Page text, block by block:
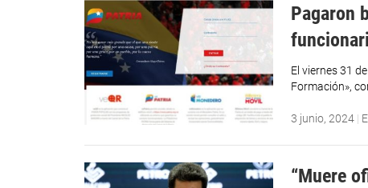
Pagaron
El viernes 31
Formación»,
3 junio, 2024 |
“Muere